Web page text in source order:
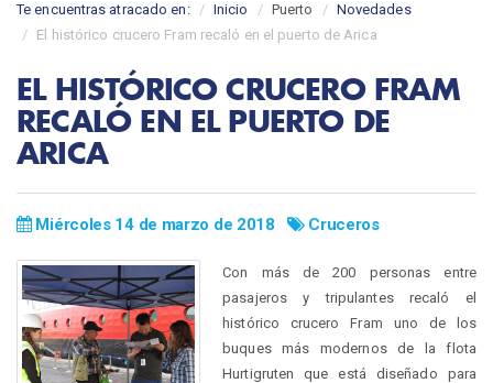
Te encuentras atracado en: Inicio Puerto
Novedades
El histórico crucero Fram recaló en el puerto de Arica
EL HISTÓRICO CRUCERO FRAM
RECALÓ EN EL PUERTO DE
ARICA
Miércoles 14 de marzo de 2018 Cruceros
Con más de 200 personas entre
pasajeros y tripulantes recaló el
histórico crucero Fram uno de los
buques más modernos de la flota
Hurtigruten que está diseñado para